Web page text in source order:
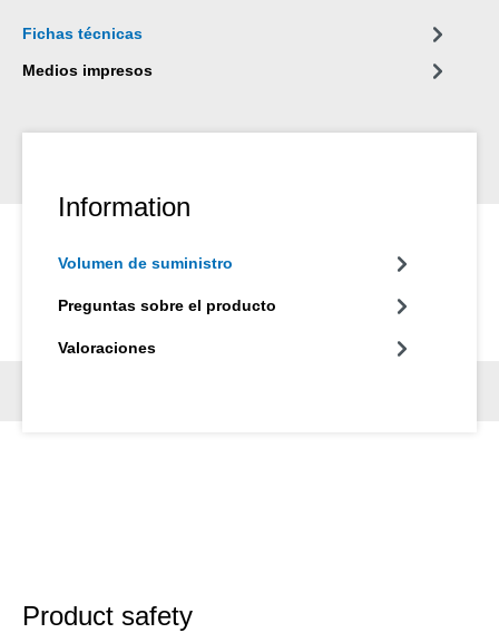
Fichas técnicas
Medios impresos
Information
Volumen de suministro
Preguntas sobre el producto
Valoraciones
Product safety